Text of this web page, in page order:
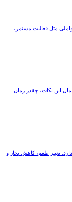
مثل فعالیت مستمر،
این نکات، چقدر زمان
تغییر طعم، کاهش بخار و